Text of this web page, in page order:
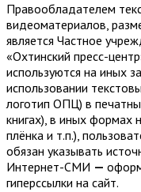
Правообладателем
видеоматериалов,
является Частное
«Охтинский пресс-
используются на иных
использовании
логотип ОПЦ) в
книгах), в иных формах
плёнка и т.п.),
обязан указывать
Интернет-СМИ —
гиперссылки на сайт.